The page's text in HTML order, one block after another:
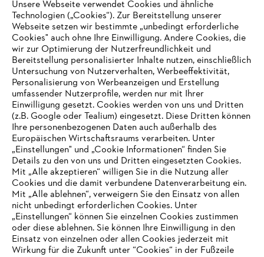
Zahlungsmöglichkeiten
Unternehmen
Online Shop
Service
IHR BROWSER WIRD NICHT
UNTERSTÜTZT
Unsere Webseite verwendet Cookies und ähnliche
Technologien („Cookies“). Zur Bereitstellung unserer
Webseite setzen wir bestimmte „unbedingt erforderliche
Cookies" auch ohne Ihre Einwilligung. Andere Cookies, die
wir zur Optimierung der Nutzerfreundlichkeit und
Bereitstellung personalisierter Inhalte nutzen, einschließlich
Untersuchung von Nutzerverhalten, Werbeeffektivität,
Personalisierung von Werbeanzeigen und Erstellung
umfassender Nutzerprofile, werden nur mit Ihrer
Einwilligung gesetzt. Cookies werden von uns und Dritten
(z.B. Google oder Tealium) eingesetzt. Diese Dritten können
Ihre personenbezogenen Daten auch außerhalb des
Europäischen Wirtschaftsraums verarbeiten. Unter
„Einstellungen" und „Cookie Informationen“ finden Sie
Details zu den von uns und Dritten eingesetzten Cookies.
Mit „Alle akzeptieren“ willigen Sie in die Nutzung aller
Cookies und die damit verbundene Datenverarbeitung ein.
Mit „Alle ablehnen“, verweigern Sie den Einsatz von allen
nicht unbedingt erforderlichen Cookies. Unter
„Einstellungen“ können Sie einzelnen Cookies zustimmen
oder diese ablehnen. Sie können Ihre Einwilligung in den
Einsatz von einzelnen oder allen Cookies jederzeit mit
Wirkung für die Zukunft unter “Cookies“ in der Fußzeile